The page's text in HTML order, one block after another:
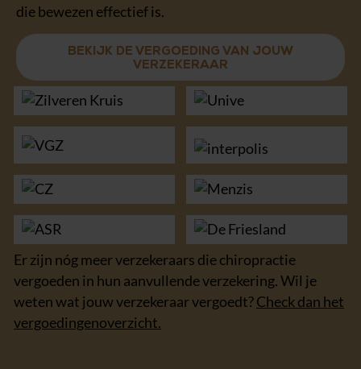
die bewezen effectief is.
BEKIJK DE VERGOEDING VAN JOUW
VERZEKERAAR
Er zijn nóg meer verzekeraars die chiropractie
vergoeden in hun aanvullende verzekering. Wil je
weten wat jouw verzekeraar vergoedt?Check dan het
vergoedingenoverzicht.